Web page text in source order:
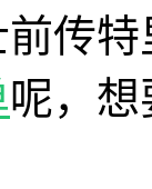
传
呢，